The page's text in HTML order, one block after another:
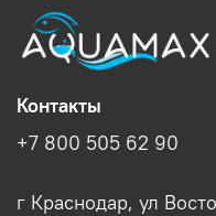
Контакты
+7 800 505 62 90
г Краснодар, ул